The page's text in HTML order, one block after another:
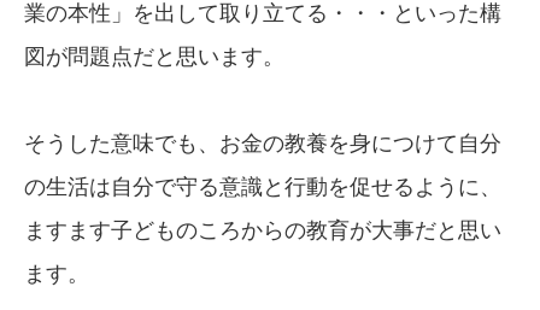
業の本性」を出して取り立てる・・・といった構
図が問題点だと思います。
そうした意味でも、お金の教養を身につけて自分
の生活は自分で守る意識と行動を促せるように、
ますます子どものころからの教育が大事だと思い
ます。